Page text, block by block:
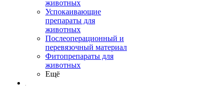
животных
Успокаивающие
препараты для
животных
Послеоперационный и
перевязочный материал
Фитопрепараты для
животных
Ещё